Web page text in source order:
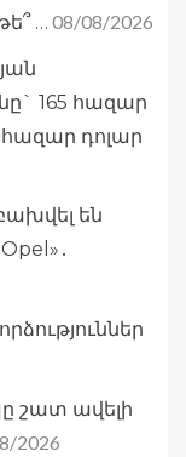
… 08/08/2026
165 հազար
հազար դոլար
են
շատ ավելի
2026